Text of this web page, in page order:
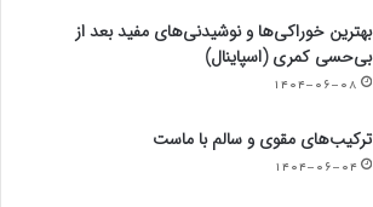
بهترین خوراکی‌ها و نوشیدنی‌های مفید بعد از
بی‌حسی کمری (اسپاینال)
۱۴۰۴-۰۶-۰۸
ترکیب‌های مقوی و سالم با ماست
۱۴۰۴-۰۶-۰۴